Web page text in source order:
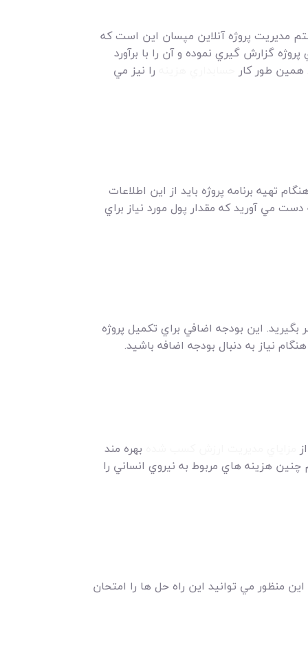
مديريت پروژه آنلاين مپسان اين است که
گزارش گيري نموده و آن را با برآورد
. همين طور کار
را نيز مي
تهيه برنامه پروژه بايد از اين اطلاعات
مي آوريد که مقدار پول مورد نياز براي
اين بودجه اضافي براي تکميل پروژه
نياز به دنبال بودجه اضافه باشيد.
بهره مند
هزينه هاي مربوط به نيروي انساني را
منظور مي توانيد اين راه حل ها را امتحان